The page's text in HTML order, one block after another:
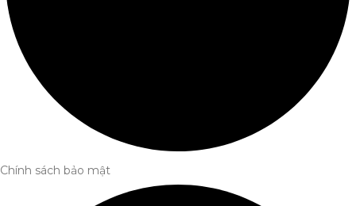
Chính sách bảo mật